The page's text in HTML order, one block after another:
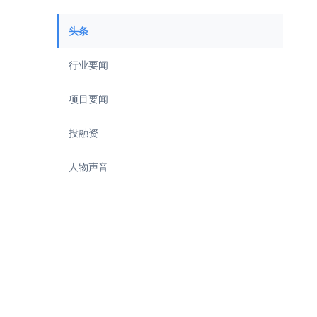
头条
行业要闻
项目要闻
投融资
人物声音